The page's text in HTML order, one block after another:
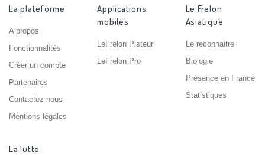
La plateforme
A propos
Fonctionnalités
Créer un compte
Partenaires
Contactez-nous
Mentions légales
Applications
mobiles
LeFrelon Pisteur
LeFrelon Pro
Le Frelon
Asiatique
Le reconnaitre
Biologie
Présence en France
Statistiques
La lutte